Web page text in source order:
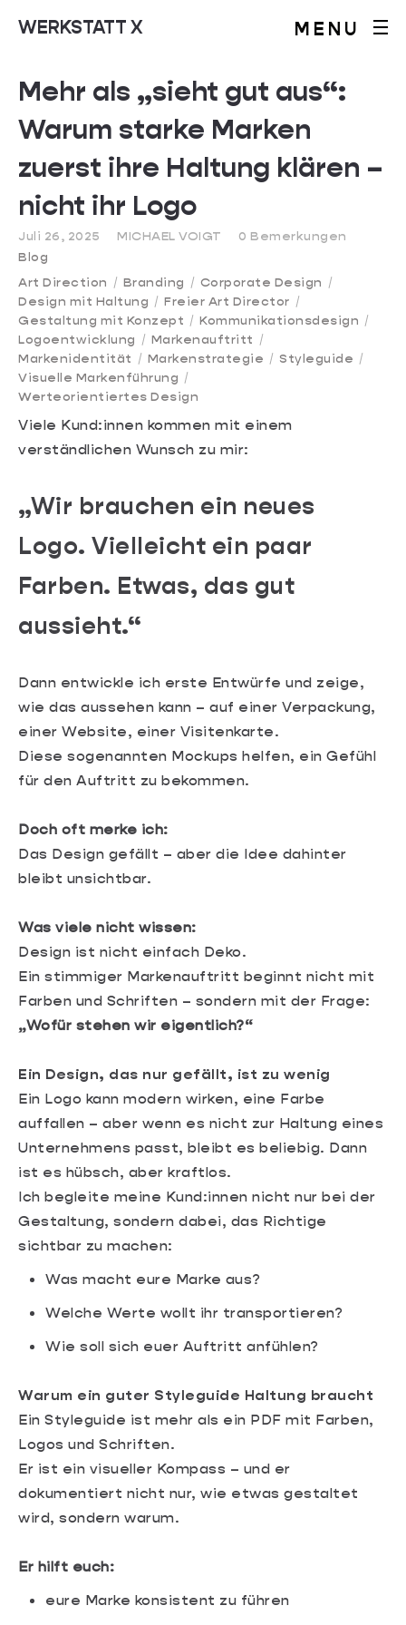
WERKSTATT X MENU
Mehr als „sieht gut aus“:
Warum starke Marken
zuerst ihre Haltung klären –
nicht ihr Logo
Juli 26, 2025 MICHAEL VOIGT
0 Bemerkungen
Blog
Art Direction
Branding
Corporate Design
Design mit Haltung
Freier Art Director
Gestaltung mit Konzept
Kommunikationsdesign
Logoentwicklung
Markenauftritt
Markenidentität
Markenstrategie
Styleguide
Visuelle Markenführung
Werteorientiertes Design
Viele Kund:innen kommen mit einem
verständlichen Wunsch zu mir:
„Wir brauchen ein neues
Logo. Vielleicht ein paar
Farben. Etwas, das gut
aussieht.“
Dann entwickle ich erste Entwürfe und zeige,
wie das aussehen kann – auf einer Verpackung,
einer Website, einer Visitenkarte.
Diese sogenannten Mockups helfen, ein Gefühl
für den Auftritt zu bekommen.
Doch oft merke ich:
Das Design gefällt – aber die Idee dahinter
bleibt unsichtbar.
Was viele nicht wissen:
Design ist nicht einfach Deko.
Ein stimmiger Markenauftritt beginnt nicht mit
Farben und Schriften – sondern mit der Frage:
„Wofür stehen wir eigentlich?“
Ein Design, das nur gefällt, ist zu wenig
Ein Logo kann modern wirken, eine Farbe
auffallen – aber wenn es nicht zur Haltung eines
Unternehmens passt, bleibt es beliebig. Dann
ist es hübsch, aber kraftlos.
Ich begleite meine Kund:innen nicht nur bei der
Gestaltung, sondern dabei, das Richtige
sichtbar zu machen:
Was macht eure Marke aus?
Welche Werte wollt ihr transportieren?
Wie soll sich euer Auftritt anfühlen?
Warum ein guter Styleguide Haltung braucht
Ein Styleguide ist mehr als ein PDF mit Farben,
Logos und Schriften.
Er ist ein visueller Kompass – und er
dokumentiert nicht nur, wie etwas gestaltet
wird, sondern warum.
Er hilft euch:
eure Marke konsistent zu führen